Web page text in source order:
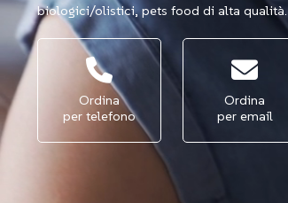
biologici/olistici, pets food di alta qualità.
Ordina
per telefono
Ordina
per email